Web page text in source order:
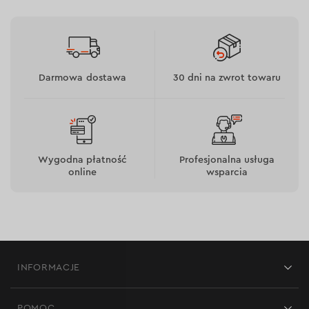
Darmowa dostawa 30 dni na zwrot towaru
Wygodna płatność
online
Profesjonalna usługa
wsparcia
INFORMACJE